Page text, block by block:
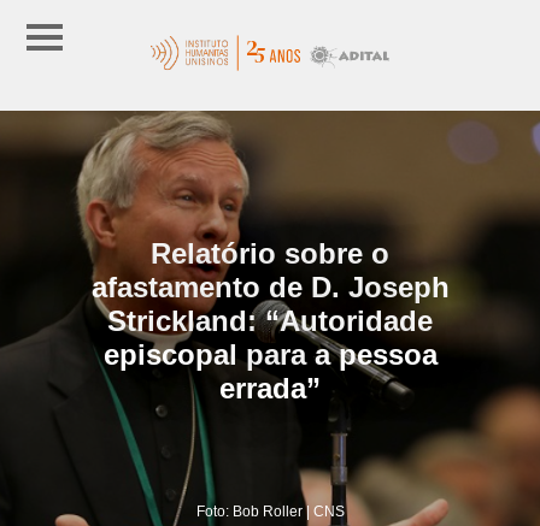
Relatório sobre o
afastamento de D. Joseph
Strickland: “Autoridade
episcopal para a pessoa
errada”
Foto: Bob Roller | CNS